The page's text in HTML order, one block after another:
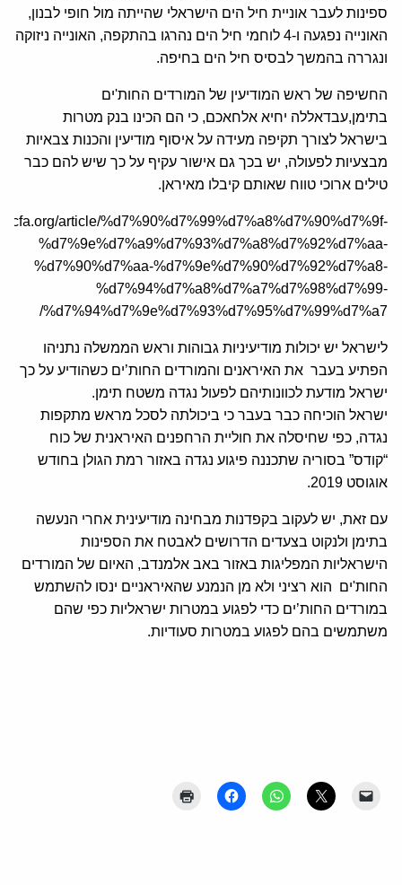
ספינות לעבר אוניית חיל הים הישראלי שהייתה מול חופי לבנון,
האונייה נפגעה ו-4 לוחמי חיל הים נהרגו בהתקפה, האונייה ניזוקה
ונגררה בהמשך לבסיס חיל הים בחיפה.
החשיפה של ראש המודיעין של המורדים החות'ים
בתימן,עבדאללה יחיא אלחאכם, כי הם הכינו בנק מטרות
בישראל לצורך תקיפה מעידה על איסוף מודיעין והכנות צבאיות
מבצעיות לפעולה, יש בכך גם אישור עקיף על כך שיש להם כבר
טילים ארוכי טווח שאותם קיבלו מאיראן.
article/%d7%90%d7%99%d7%a8%d7%90%d7%9f-
%d7%9e%d7%a9%d7%93%d7%a8%d7%92%d7%aa-
%d7%90%d7%aa-%d7%9e%d7%90%d7%92%d7%a8-
%d7%94%d7%a8%d7%a7%d7%98%d7%99-
%d7%94%d7%9e%d7%93%d7%95%d7%99%d7%a7/
לישראל יש יכולות מודיעיניות גבוהות וראש הממשלה נתניהו
הפתיע בעבר את האיראנים והמורדים החות’ים כשהודיע על כך
ישראל מודעת לכוונותיהם לפעול נגדה משטח תימן.
ישראל הוכיחה כבר בעבר כי ביכולתה לסכל מראש מתקפות
נגדה, כפי שחיסלה את חוליית הרחפנים האיראנית של כוח
“קודס” בסוריה שתכננה פיגוע נגדה באזור רמת הגולן בחודש
אוגוסט 2019.
עם זאת, יש לעקוב בקפדנות מבחינה מודיעינית אחרי הנעשה
בתימן ולנקוט בצעדים הדרושים לאבטח את הספינות
הישראליות המפליגות באזור באב אלמנדב, האיום של המורדים
החות'ים הוא רציני ולא מן הנמנע שהאיראניים ינסו להשתמש
במורדים החות’ים כדי לפגוע במטרות ישראליות כפי שהם
משתמשים בהם לפגוע במטרות סעודיות.